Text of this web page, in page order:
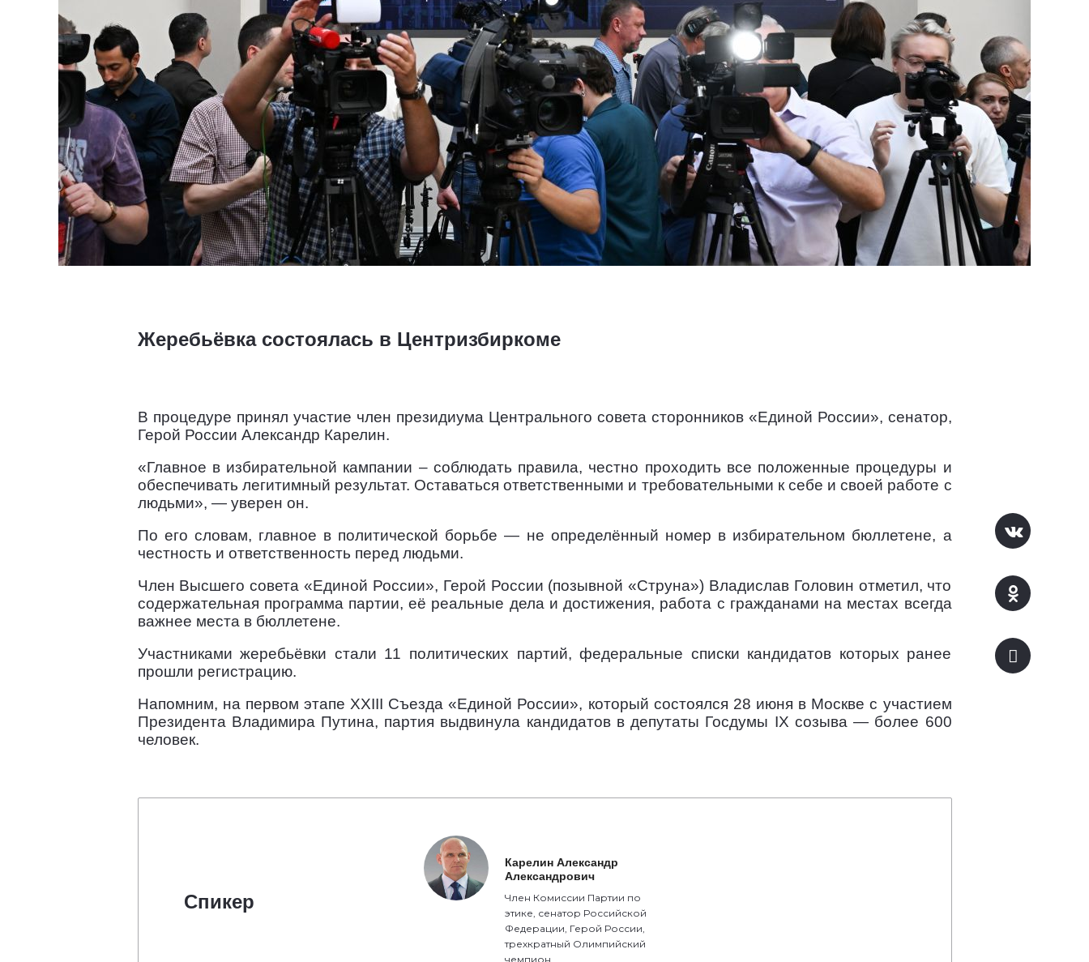
Жеребьёвка состоялась в Центризбиркоме
В процедуре принял участие член президиума Центрального совета сторонников «Единой России», сенатор,
Герой России Александр Карелин.
«Главное в избирательной кампании – соблюдать правила, честно проходить все положенные процедуры и
обеспечивать легитимный результат. Оставаться ответственными и требовательными к себе и своей работе с
людьми», — уверен он.
По его словам, главное в политической борьбе — не определённый номер в избирательном бюллетене, а
честность и ответственность перед людьми.
Член Высшего совета «Единой России», Герой России (позывной «Струна») Владислав Головин отметил, что
содержательная программа партии, её реальные дела и достижения, работа с гражданами на местах всегда
важнее места в бюллетене.
Участниками жеребьёвки стали 11 политических партий, федеральные списки кандидатов которых ранее
прошли регистрацию.
Напомним, на первом этапе XXIII Съезда «Единой России», который состоялся 28 июня в Москве с участием
Президента Владимира Путина, партия выдвинула кандидатов в депутаты Госдумы IX созыва — более 600
человек.
Спикер
Карелин Александр
Александрович
Член Комиссии Партии по
этике, сенатор Российской
Федерации, Герой России,
трехкратный Олимпийский
чемпион